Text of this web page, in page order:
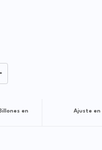
Ajuste en
en